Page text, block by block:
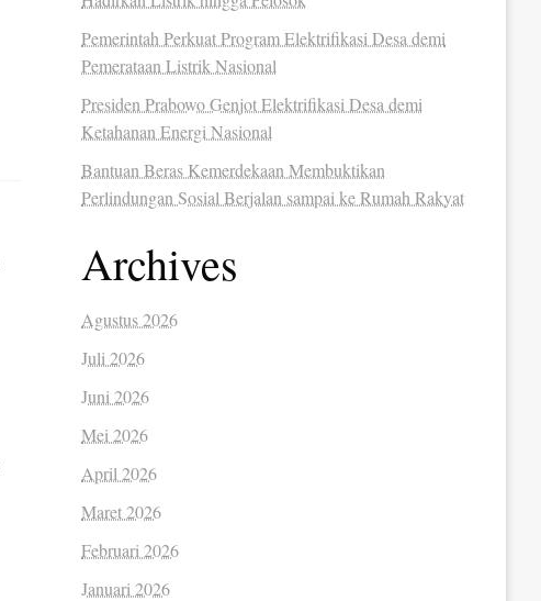
Pemerintah Perkuat Program Elektrifikasi Desa demi
Pemerataan Listrik Nasional
Presiden Prabowo Genjot Elektrifikasi Desa demi
Ketahanan Energi Nasional
Bantuan Beras Kemerdekaan Membuktikan
Perlindungan Sosial Berjalan sampai ke Rumah Rakyat
Archives
Agustus 2026
Juli 2026
Juni 2026
Mei 2026
April 2026
Maret 2026
Februari 2026
Januari 2026